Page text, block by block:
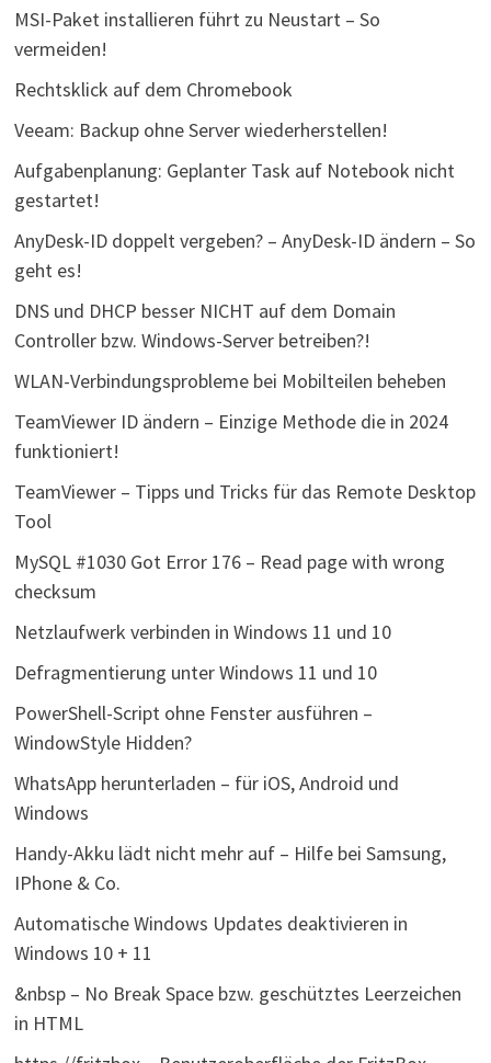
MSI-Paket installieren führt zu Neustart – So
vermeiden!
Rechtsklick auf dem Chromebook
Veeam: Backup ohne Server wiederherstellen!
Aufgabenplanung: Geplanter Task auf Notebook nicht
gestartet!
AnyDesk-ID doppelt vergeben? – AnyDesk-ID ändern – So
geht es!
DNS und DHCP besser NICHT auf dem Domain
Controller bzw. Windows-Server betreiben?!
WLAN-Verbindungsprobleme bei Mobilteilen beheben
TeamViewer ID ändern – Einzige Methode die in 2024
funktioniert!
TeamViewer – Tipps und Tricks für das Remote Desktop
Tool
MySQL #1030 Got Error 176 – Read page with wrong
checksum
Netzlaufwerk verbinden in Windows 11 und 10
Defragmentierung unter Windows 11 und 10
PowerShell-Script ohne Fenster ausführen –
WindowStyle Hidden?
WhatsApp herunterladen – für iOS, Android und
Windows
Handy-Akku lädt nicht mehr auf – Hilfe bei Samsung,
IPhone & Co.
Automatische Windows Updates deaktivieren in
Windows 10 + 11
&nbsp – No Break Space bzw. geschütztes Leerzeichen
in HTML